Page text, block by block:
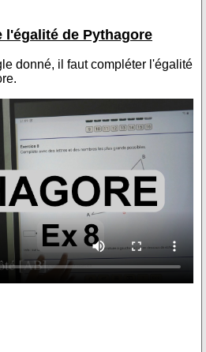
l'égalité de Pythagore
donné, il faut compléter l'égalité